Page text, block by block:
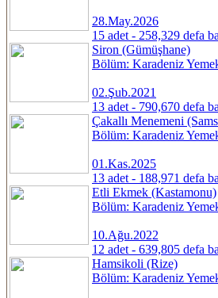
28.May.2026
15 adet - 258,329 defa
Siron (Gümüşhane)
Bölüm: Karadeniz
02.Şub.2021
13 adet - 790,670 defa
Çakallı Menemeni
Bölüm: Karadeniz
01.Kas.2025
13 adet - 188,971 defa
Etli Ekmek (Kastamonu)
Bölüm: Karadeniz
10.Ağu.2022
12 adet - 639,805 defa
Hamsikoli (Rize)
Bölüm: Karadeniz